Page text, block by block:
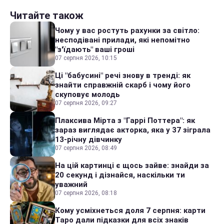
Читайте також
Чому у вас ростуть рахунки за світло:
несподівані прилади, які непомітно
"з'їдають" ваші гроші
07 серпня 2026, 10:15
Ці "бабусині" речі знову в тренді: як
знайти справжній скарб і чому його
скуповує молодь
07 серпня 2026, 09:27
Плаксива Мірта з "Гаррі Поттера": як
зараз виглядає акторка, яка у 37 зіграла
13-річну дівчинку
07 серпня 2026, 08:49
На цій картинці є щось зайве: знайди за
20 секунд і дізнайся, наскільки ти
уважний
07 серпня 2026, 08:18
Кому усміхнеться доля 7 серпня: карти
Таро дали підказки для всіх знаків